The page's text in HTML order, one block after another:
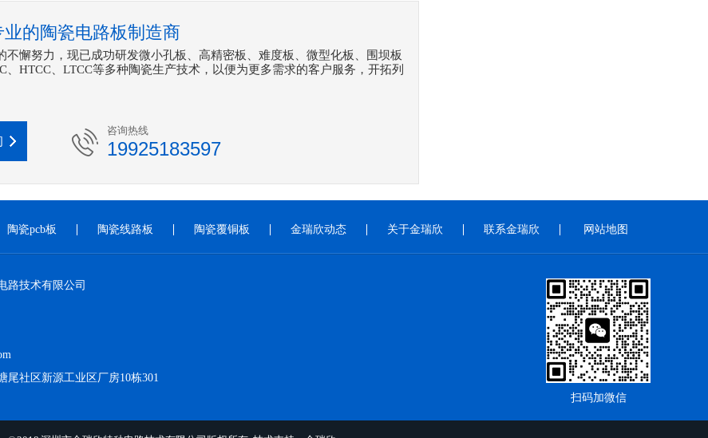
的陶瓷电路板制造商
不懈努力，现已成功研发微小孔板、高精密板、难度板、微型化板、围坝板
、HTCC、LTCC等多种陶瓷生产技术，以便为更多需求的客户服务，开拓列
咨询热线
19925183597
陶瓷pcb板 陶瓷线路板 陶瓷覆铜板 金瑞欣动态 关于金瑞欣 联系金瑞欣 网站地图
路技术有限公司
尾社区新源工业区厂房10栋301
扫码加微信